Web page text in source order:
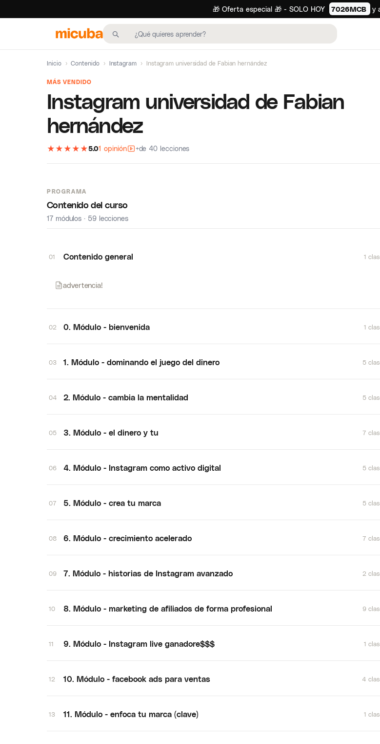
🎁 Oferta especial 🎁 - SOLO HOY 7026MCB y
Inicio › Contenido › Instagram › Instagram universidad de Fabian hernández
MÁS VENDIDO
Instagram universidad de Fabian
hernández
★ ★ ★ ★ ★5.01 opinión +de 40 lecciones
PROGRAMA
Contenido del curso
17 módulos · 59 lecciones
01 Contenido general 1
advertencia!
02 0. Módulo - bienvenida 1
03 1. Módulo - dominando el juego del dinero 5
04 2. Módulo - cambia la mentalidad 5
05 3. Módulo - el dinero y tu 7
06 4. Módulo - Instagram como activo digital 5
07 5. Módulo - crea tu marca 5
08 6. Módulo - crecimiento acelerado 7
09 7. Módulo - historias de Instagram avanzado 2
10 8. Módulo - marketing de afiliados de forma profesional 9
11 9. Módulo - Instagram live ganadore$$$ 1
12 10. Módulo - facebook ads para ventas 4
13 11. Módulo - enfoca tu marca (clave) 1